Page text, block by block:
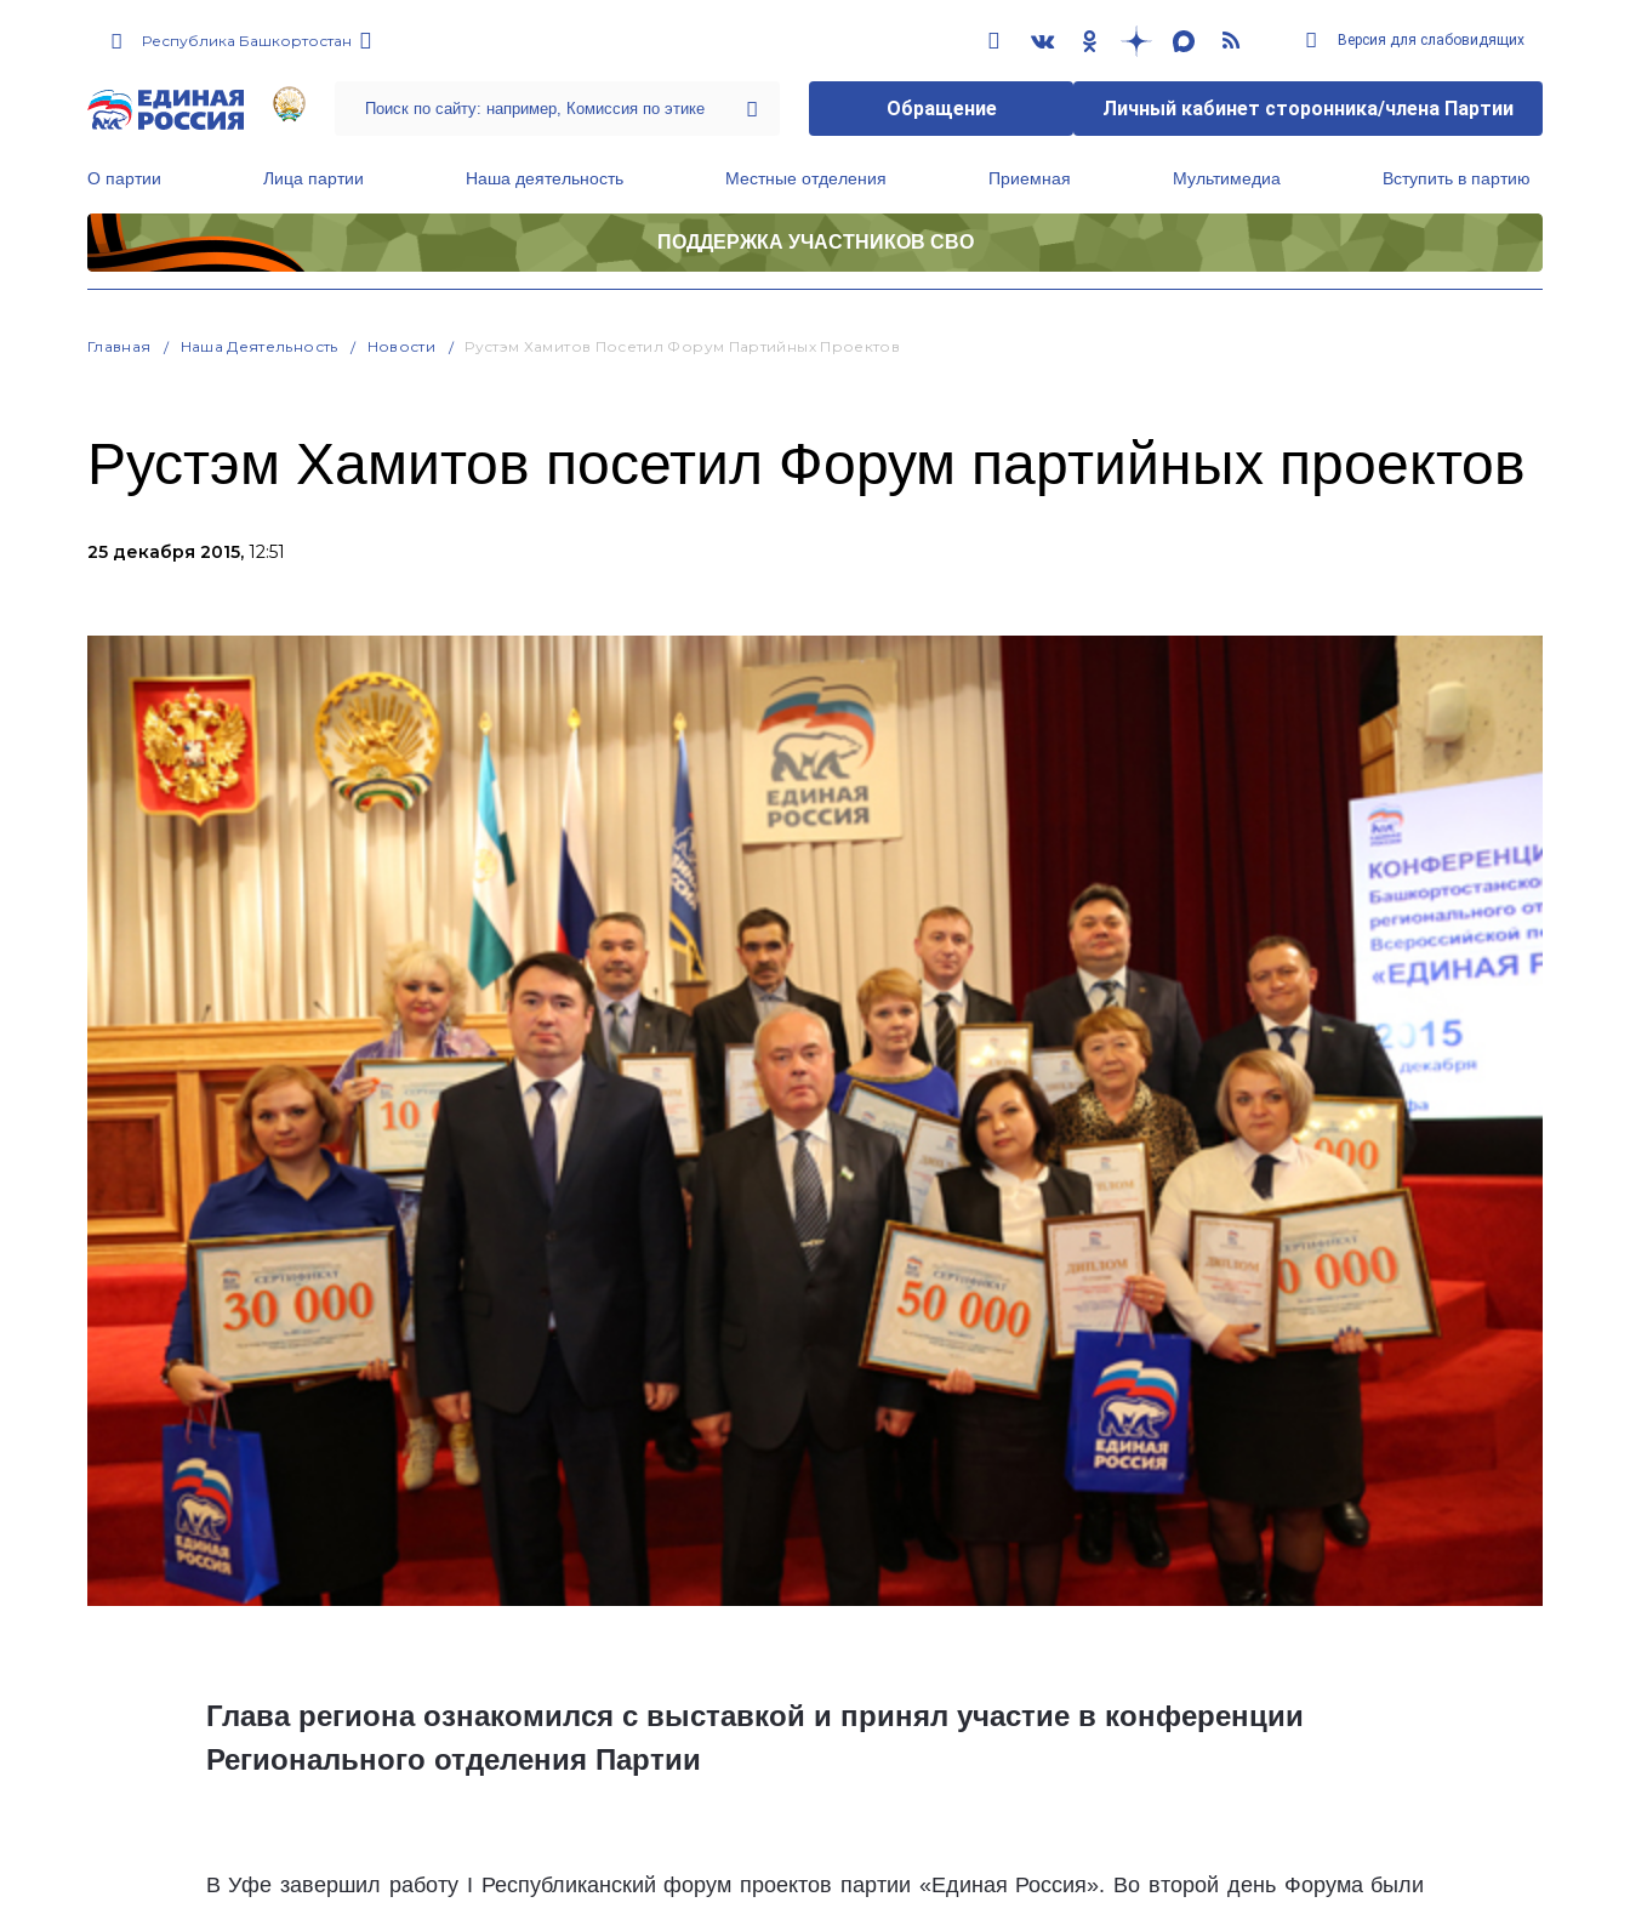
Республика Башкортостан Версия для слабовидящих
Обращение Личный кабинет сторонника/члена Партии
О партии Лица партии Наша деятельность Местные отделения Приемная Мультимедиа Вступить в партию
ПОДДЕРЖКА УЧАСТНИКОВ СВО
Главная Наша Деятельность Новости Рустэм Хамитов Посетил Форум Партийных Проектов
Рустэм Хамитов посетил Форум партийных проектов
25 декабря 2015, 12:51
Глава региона ознакомился с выставкой и принял участие в конференции
Регионального отделения Партии
В Уфе завершил работу I Республиканский форум проектов партии «Единая Россия». Во второй день Форума были